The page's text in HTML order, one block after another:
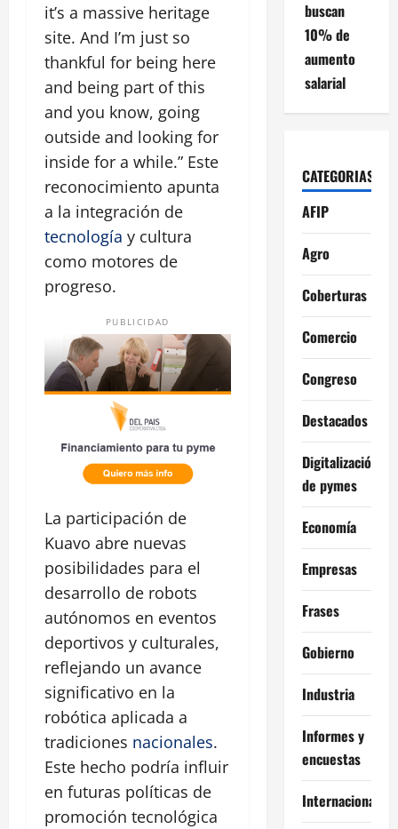
it’s a massive heritage
site. And I’m just so
thankful for being here
and being part of this
and you know, going
outside and looking for
inside for a while. Este
reconocimiento apunta
a la integración de
tecnología y cultura
como motores de
progreso.
PUBLICIDAD
La participación de
Kuavo abre nuevas
posibilidades para el
desarrollo de robots
autónomos en eventos
deportivos y culturales,
reflejando un avance
significativo en la
robótica aplicada a
tradiciones nacionales.
Este hecho podría influir
en futuras políticas de
promoción tecnológica
buscan
10% de
aumento
salarial
CATEGORIAS
AFIP
Agro
Coberturas
Comercio
Congreso
Destacados
Digitalización
de pymes
Economía
Empresas
Frases
Gobierno
Industria
Informes y
encuestas
Internacional